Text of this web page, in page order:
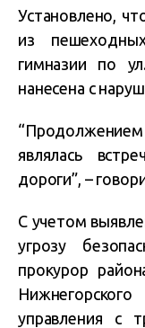
Установлено,
из
гимназии по
нанесена с
являлась
дороги”, –
С учетом
угрозу
прокурор
управления с